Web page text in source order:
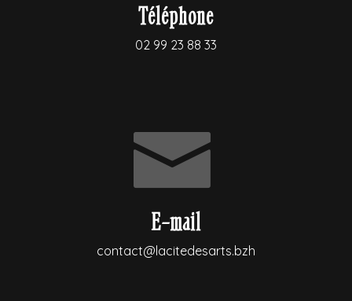
Téléphone
02 99 23 88 33
E-mail
contact@lacitedesarts.bzh